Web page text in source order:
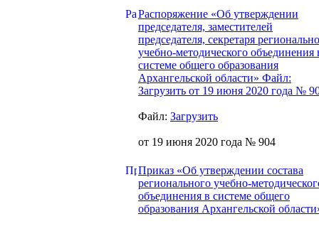
Распоряжение «Об утверждении
председателя, заместителей
председателя, секретаря
учебно-методического объединения
системе общего образования
Архангельской области» Файл:
Загрузить от 19 июня 2020 года №
Файл: Загрузить
от 19 июня 2020 года № 904
Приказ «Об утверждении состава
регионального учебно-
объединения в системе общего
образования Архангельской